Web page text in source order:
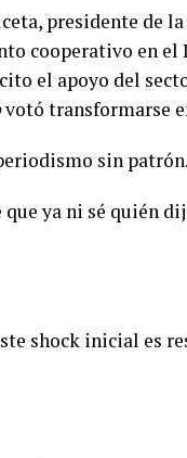
presidente de
cooperativo en el
el apoyo del
votó transformarse
sin patrón.
ya ni sé quién
shock inicial es